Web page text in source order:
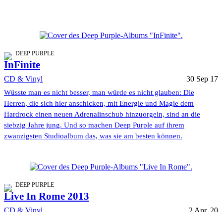
DEEP PURPLE
InFinite
CD & Vinyl 30 Sep 17
Wüsste man es nicht besser, man würde es nicht glauben: Die
Herren, die sich hier anschicken, mit Energie und Magie dem
Hardrock einen neuen Adrenalinschub hinzuorgeln, sind an die
siebzig Jahre jung. Und so machen Deep Purple auf ihrem
zwanzigsten Studioalbum das, was sie am besten können.
DEEP PURPLE
Live In Rome 2013
CD & Vinyl 2 Apr. 20